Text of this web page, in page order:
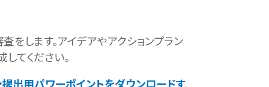
します。アイデアやアクションプラン
てください。
出用パワーポイントをダウンロードす